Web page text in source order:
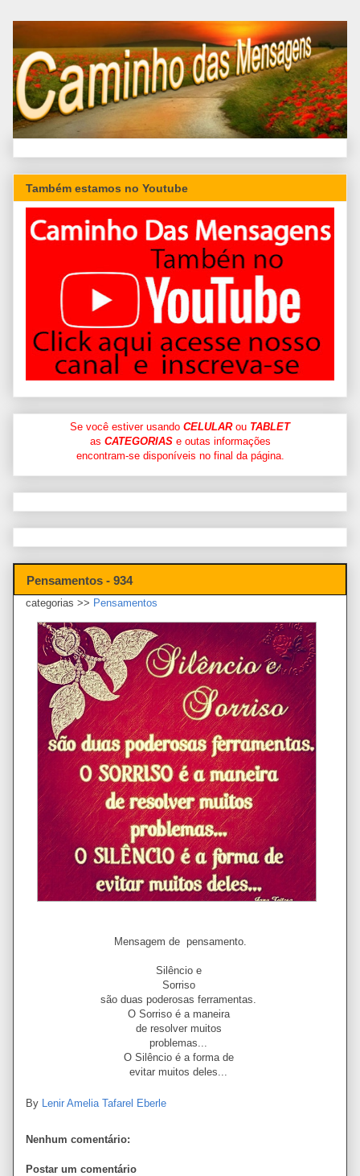
Também estamos no Youtube
Se você estiver usando CELULARou TABLET
as CATEGORIASe outas informações
encontram-se disponíveis no final da página.
Pensamentos - 934
categorias >> Pensamentos
Mensagem de pensamento.
Silêncio e
Sorriso
são duas poderosas ferramentas.
O Sorriso é a maneira
de resolver muitos
problemas...
O Silêncio é a forma de
evitar muitos deles...
By Lenir Amelia Tafarel Eberle
Nenhum comentário:
Postar um comentário